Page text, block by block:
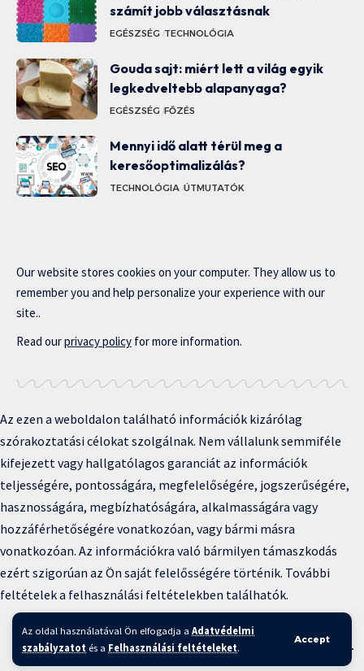
Az oldal használatával Ön elfogadja a Adatvédelmi
szabályzatot és a Felhasználási feltételeket.
Accept
számít jobb választásnak
EGÉSZSÉG TECHNOLÓGIA
Gouda sajt: miért lett a világ egyik
legkedveltebb alapanyaga?
EGÉSZSÉG FŐZÉS
Mennyi idő alatt térül meg a
keresőoptimalizálás?
TECHNOLÓGIA ÚTMUTATÓK
Our website stores cookies on your computer. They allow us to
remember you and help personalize your experience with our
site..
Read ourprivacy policy for more information.
Az ezen a weboldalon található információk kizárólag
szórakoztatási célokat szolgálnak. Nem vállalunk semmiféle
kifejezett vagy hallgatólagos garanciát az információk
teljességére, pontosságára, megfelelőségére, jogszerűségére,
hasznosságára, megbízhatóságára, alkalmasságára vagy
hozzáférhetőségére vonatkozóan, vagy bármi másra
vonatkozóan. Az információkra való bármilyen támaszkodás
ezért szigorúan az Ön saját felelősségére történik. További
feltételek a felhasználási feltételekben találhatók.
Copyright © 2025 BFKH.hu
Felhasználási feltételek –Adatvédelmi irányelvek – Kapcsolat –